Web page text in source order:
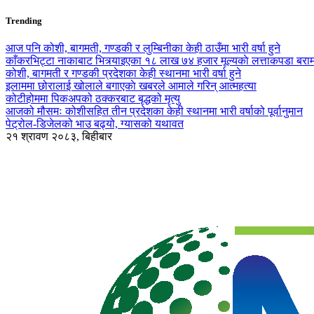
Trending
आज पनि कोशी, बागमती, गण्डकी र लुम्बिनीका केही ठाउँमा भारी वर्षा हुने
काँकरभिट्टा नाकाबाट भित्र्याइएका १८ लाख ७४ हजार मूल्यकाे लत्ताकपडा
कोशी, बागमती र गण्डकी प्रदेशका केही स्थानमा भारी वर्षा हुने
इलाममा छोरालाई खोलाले बगाएकाे खबरले आमाले गरिन् आत्महत्या
कोटीहोममा पिकअपको ठक्करबाट बृद्धको मृत्यु
आजको मौसमः कोशीसहित तीन प्रदेशका केही स्थानमा भारी वर्षाको पूर्वानुमान
पेट्रोल-डिजेलको भाउ बढ्यो, ग्यासको यथावत
२१ श्रावण २०८३, बिहीबार